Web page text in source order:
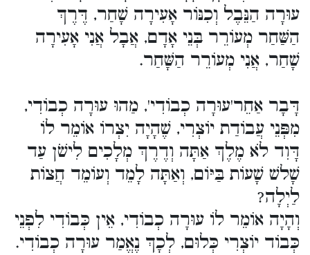
עוּרָה הַנֵּבֶל וְכִנּוֹר אָעִירָה שָׁחַר, דֶּרֶךְ
הַשַּׁחַר מְעוֹרֵר בְּנֵי אָדָם, אֲבָל אֲנִי אָעִירָה
שָׁחַר, אֲנִי מְעוֹרֵר הַשָּׁחַר.
דָּבָר אַחֵר'עוּרָה כְבוֹדִי', מַהוּ עוּרָה כְבוֹדִי,
מִפְּנֵי עֲבוֹדַת יוֹצְרִי, שֶׁהָיָה יִצְרוֹ אוֹמֵר לוֹ
דָּוִד לֹא מֶלֶךְ אַתָּה וְדֶרֶךְ מְלָכִים לִישֹׁן עַד
שָׁלשׁ שָׁעוֹת בַּיּוֹם, וְאַתָּה לָמֵד וְעוֹמֵד חֲצוֹת
לַיְלָה?
וְהָיָה אוֹמֵר לוֹ עוּרָה כְבוֹדִי, אֵין כְּבוֹדִי לִפְנֵי
כְּבוֹד יוֹצְרִי כְּלוּם, לְכָךְ נֶאֱמַר עוּרָה כְבוֹדִי.